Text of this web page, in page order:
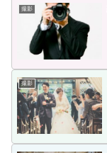
撮影
撮影